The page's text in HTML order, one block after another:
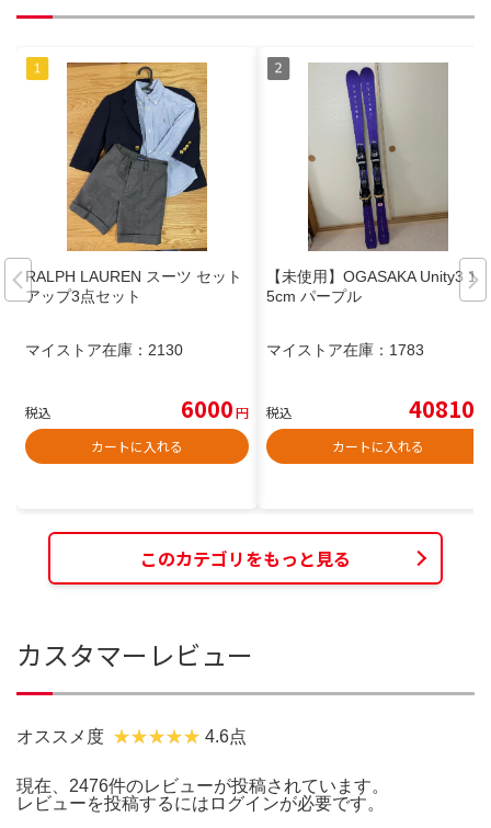
RALPH LAUREN スーツ セット
アップ3点セット
マイストア在庫： 2130
税込 6000円
カートに入れる
【未使用】OGASAKA Unity3 15
5cm パープル
マイストア在庫： 1783
税込 40810
カートに入れる
このカテゴリをもっと見る
カスタマーレビュー
オススメ度 4.6点
現在、2476件のレビューが投稿されています。
レビューを投稿するには ログインが必要です。